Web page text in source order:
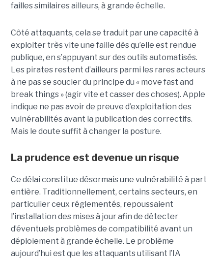
failles similaires ailleurs, à grande échelle.
Côté attaquants, cela se traduit par une capacité à
exploiter très vite une faille dès qu’elle est rendue
publique, en s’appuyant sur des outils automatisés.
Les pirates restent d’ailleurs parmi les rares acteurs
à ne pas se soucier du principe du « move fast and
break things » (agir vite et casser des choses). Apple
indique ne pas avoir de preuve d’exploitation des
vulnérabilités avant la publication des correctifs.
Mais le doute suffit à changer la posture.
La prudence est devenue un risque
Ce délai constitue désormais une vulnérabilité à part
entière. Traditionnellement, certains secteurs, en
particulier ceux réglementés, repoussaient
l’installation des mises à jour afin de détecter
d’éventuels problèmes de compatibilité avant un
déploiement à grande échelle. Le problème
aujourd’hui est que les attaquants utilisant l’IA